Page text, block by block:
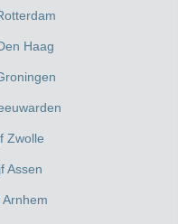
Haag
Zwolle
Assen